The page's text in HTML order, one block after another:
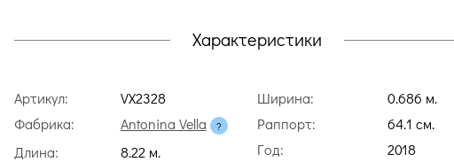
Характеристики
Артикул:
VX2328
Фабрика:
Antonina Vella
Длина:
8.22 м.
Ширина:
0.686 м.
Раппорт:
64.1 cм.
Год:
2018